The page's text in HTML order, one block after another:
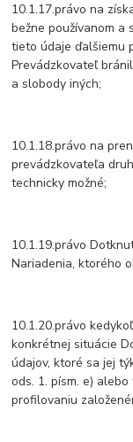
10.1.17.právo na
bežne používanom
tieto údaje ďalšiemu
Prevádzkovateľ
a slobody iných;
10.1.18.právo na
prevádzkovateľa
technicky možné;
10.1.19.právo
Nariadenia, ktorého
10.1.20.právo
konkrétnej situácie
údajov, ktoré sa jej
ods. 1. písm. e)
profilovaniu